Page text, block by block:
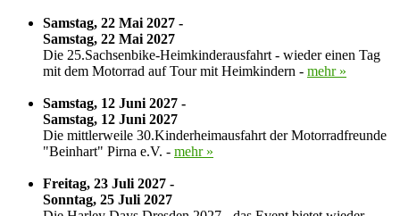
Samstag, 22 Mai 2027 -
Samstag, 22 Mai 2027
Die 25.Sachsenbike-Heimkinderausfahrt - wieder einen Tag
mit dem Motorrad auf Tour mit Heimkindern - mehr »
Samstag, 12 Juni 2027 -
Samstag, 12 Juni 2027
Die mittlerweile 30.Kinderheimausfahrt der Motorradfreunde
"Beinhart" Pirna e.V. - mehr »
Freitag, 23 Juli 2027 -
Sonntag, 25 Juli 2027